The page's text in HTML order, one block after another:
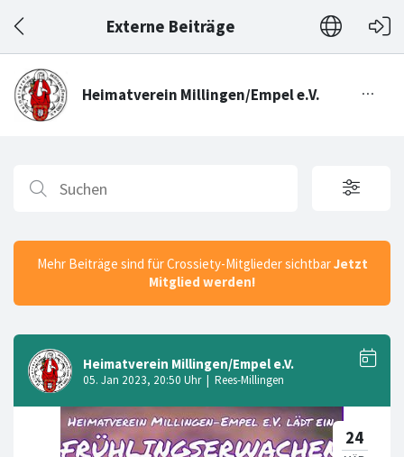
Externe Beiträge
Mehr Beiträge sind für Crossiety-Mitglieder sichtbarJetzt
Mitglied werden!